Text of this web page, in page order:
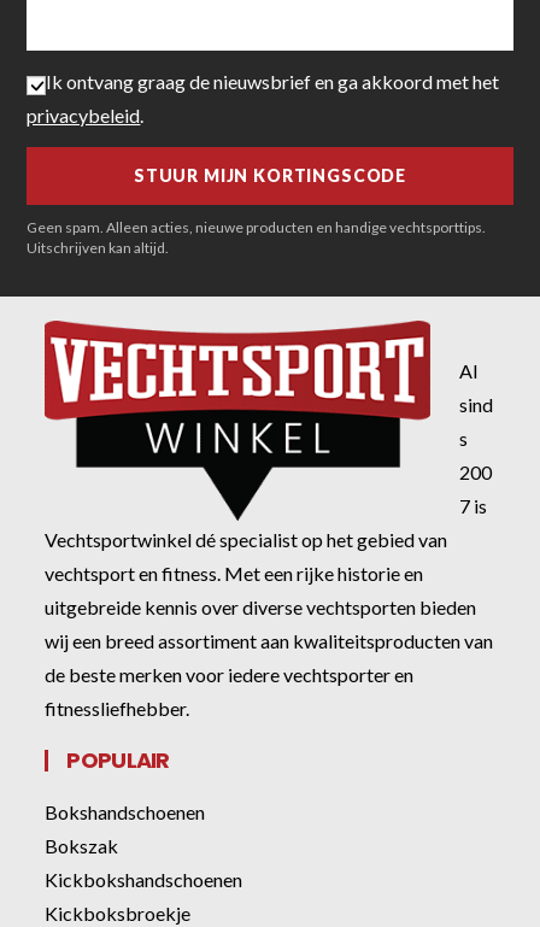
Ik ontvang graag de nieuwsbrief en ga akkoord met het
privacybeleid
Geen spam. Alleen acties, nieuwe producten en handige vechtsporttips.
Uitschrijven kan altijd.
Al
sind
s
200
7 is
Vechtsportwinkel dé specialist op het gebied van
vechtsport en fitness. Met een rijke historie en
uitgebreide kennis over diverse vechtsporten bieden
wij een breed assortiment aan kwaliteitsproducten van
de beste merken voor iedere vechtsporter en
fitnessliefhebber.
POPULAIR
Bokshandschoenen
Bokszak
Kickbokshandschoenen
Kickboksbroekje